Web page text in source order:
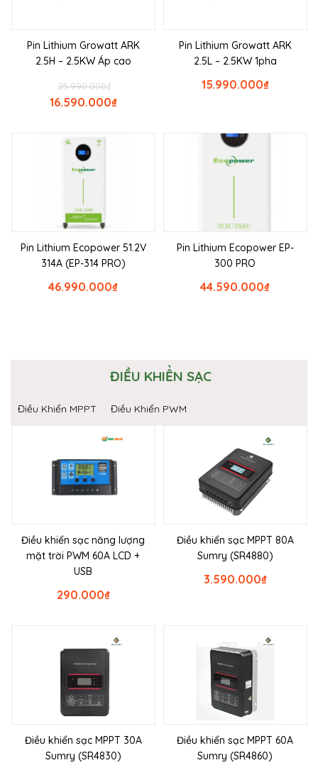
Pin Lithium Growatt ARK
2.5H – 2.5KW Áp cao
₫
25.990.000
₫
16.590.000
Pin Lithium Growatt ARK
2.5L – 2.5KW 1pha
₫
15.990.000
Pin Lithium Ecopower 51.2V
314A (EP-314 PRO)
₫
46.990.000
Pin Lithium Ecopower EP-
300 PRO
₫
44.590.000
ĐIỀU KHIỂN SẠC
Điều Khiển MPPT Điều Khiển PWM
Điều khiển sạc năng lượng
mặt trời PWM 60A LCD +
USB
₫
290.000
Điều khiển sạc MPPT 80A
Sumry (SR4880)
₫
3.590.000
Điều khiển sạc MPPT 30A
Sumry (SR4830)
Điều khiển sạc MPPT 60A
Sumry (SR4860)